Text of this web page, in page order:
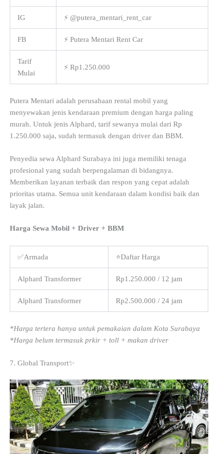
IG ⚡ @putera_mentari_rent_car
FB ⚡ Putera Mentari Rent Car
Tarif
Mulai
⚡ Rp1.250.000
Putera Mentari adalah perusahaan rental mobil yang
menyewakan jenis kendaraan premium dengan harga paling
murah. Untuk jenis Alphard, tarif sewanya mulai dari Rp
1.250.000 saja, sudah termasuk dengan driver dan BBM.
Penyedia sewa Alphard Surabaya ini juga memiliki tenaga
profesional yang sudah berpengalaman di bidangnya.
Memberikan layanan terbaik dan respon yang cepat adalah
prioritas utama. Semua unit kendaraan dalam kondisi baik dan
layak jalan.
Harga Sewa Mobil + Driver + BBM
✅Armada ⭐Daftar Harga
Alphard Transformer Rp1.250.000 / 12 jam
Alphard Transformer Rp2.500.000 / 24 jam
*Harga tertera hanya untuk pemakaian dalam Kota Surabaya
*Harga belum termasuk prkir + toll + makan driver
7. Global Transport✨